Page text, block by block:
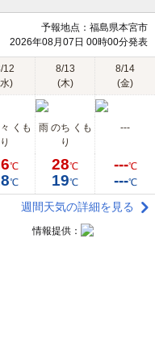
予報地点：福島県本宮市
2026年08月07日 00時00分発表
12
)
8/13
(木)
8/14
(金)
くも
り
雨 のち くも
り
---
℃
℃
28℃
19℃
---℃
---℃
週間天気の詳細を見る
情報提供：